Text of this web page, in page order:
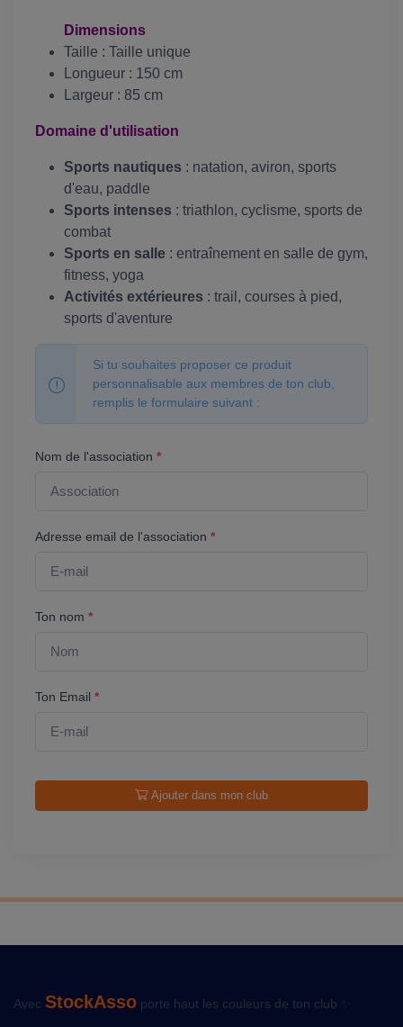
Dimensions
Taille : Taille unique
Longueur : 150 cm
Largeur : 85 cm
Domaine d'utilisation
Sports nautiques : natation, aviron, sports
d'eau, paddle
Sports intenses : triathlon, cyclisme, sports de
combat
Sports en salle : entraînement en salle de gym,
fitness, yoga
Activités extérieures : trail, courses à pied,
sports d'aventure
Si tu souhaites proposer ce produit
personnalisable aux membres de ton club,
remplis le formulaire suivant :
Nom de l'association *
Adresse email de l'association *
Ton nom *
Ton Email *
Ajouter dans mon club
Avec StockAsso porte haut les couleurs de ton club ✨